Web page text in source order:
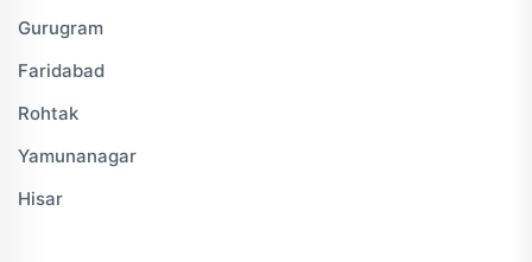
Gurugram
Faridabad
Rohtak
Yamunanagar
Hisar